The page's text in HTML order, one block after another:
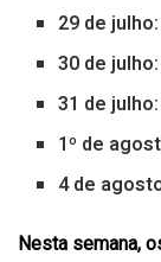
29 de julho:
30 de julho:
31 de julho:
1º de
4 de
Nesta semana,